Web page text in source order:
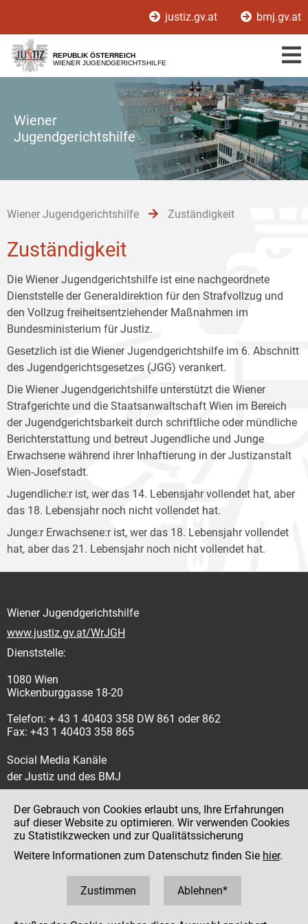
[1]
[2]
[3]
justiz.gv.at bmj.gv.at
REPUBLIK ÖSTERREICH
WIENER JUGENDGERICHTSHILFE
Wiener
Jugendgerichtshilfe
Wiener Jugendgerichtshilfe Zuständigkeit
Zuständigkeit
Die Wiener Jugendgerichtshilfe ist eine nachgeordnete
Dienststelle der Generaldirektion für den Strafvollzug und
den Vollzug freiheitsentziehender Maßnahmen im
Bundesministerium für Justiz.
Gesetzlich ist die Wiener Jugendgerichtshilfe im 6. Abschnitt
des Jugendgerichtsgesetzes (JGG) verankert.
Die Wiener Jugendgerichtshilfe unterstützt die Wiener
Strafgerichte und die Staatsanwaltschaft Wien im Bereich
der Jugendgerichtsbarkeit durch schriftliche oder mündliche
Berichterstattung und betreut Jugendliche und Junge
Erwachsene während ihrer Inhaftierung in der Justizanstalt
Wien-Josefstadt.
Jugendliche:r ist, wer das 14. Lebensjahr vollendet hat, aber
das 18. Lebensjahr noch nicht vollendet hat.
Junge:r Erwachsene:r ist, wer das 18. Lebensjahr vollendet
hat, aber das 21. Lebensjahr noch nicht vollendet hat.
Wiener Jugendgerichtshilfe
www.justiz.gv.at/WrJGH
Dienststelle:
1080 Wien
Wickenburggasse 18-20
Telefon: + 43 1 40403 358 DW 861 oder 862
Fax: +43 1 40403 358 865
Social Media Kanäle
der Justiz und des BMJ
Impressum
Datenschutz
Hinweisgeber:innenplattform (für Mitarbeiter:innen)
Der Gebrauch von Cookies erlaubt uns, Ihre Erfahrungen
auf dieser Website zu optimieren. Wir verwenden Cookies
zu Statistikzwecken und zur Qualitätssicherung
Weitere Informationen zum Datenschutz finden Sie hier.
Zustimmen Ablehnen*